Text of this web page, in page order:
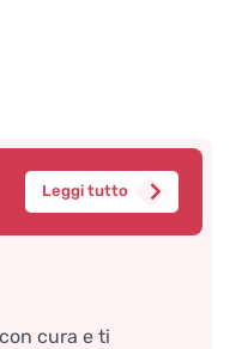
Leggi tutto
cura e ti